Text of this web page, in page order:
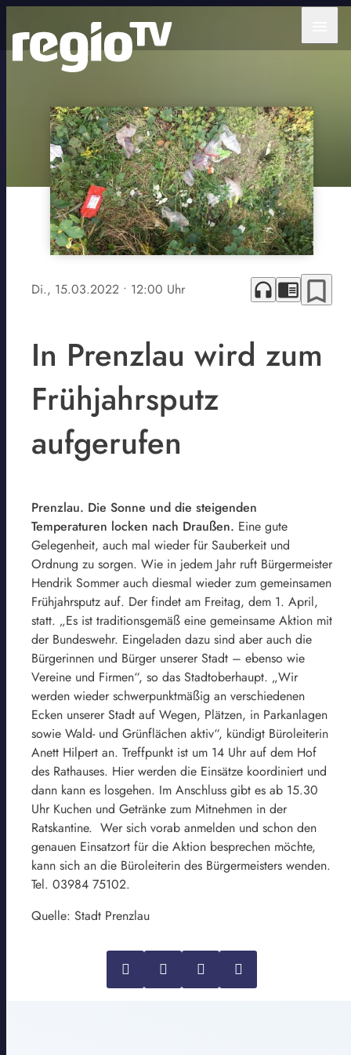
Di., 15.03.2022 • 12:00 Uhr headphones chrome_reader_mode bookmark_border
In Prenzlau wird zum
Frühjahrsputz
aufgerufen
Prenzlau. Die Sonne und die steigenden
Temperaturen locken nach Draußen. Eine gute
Gelegenheit, auch mal wieder für Sauberkeit und
Ordnung zu sorgen. Wie in jedem Jahr ruft Bürgermeister
Hendrik Sommer auch diesmal wieder zum gemeinsamen
Frühjahrsputz auf. Der findet am Freitag, dem 1. April,
statt. „Es ist traditionsgemäß eine gemeinsame Aktion mit
der Bundeswehr. Eingeladen dazu sind aber auch die
Bürgerinnen und Bürger unserer Stadt – ebenso wie
Vereine und Firmen“, so das Stadtoberhaupt. „Wir
werden wieder schwerpunktmäßig an verschiedenen
Ecken unserer Stadt auf Wegen, Plätzen, in Parkanlagen
sowie Wald- und Grünflächen aktiv“, kündigt Büroleiterin
Anett Hilpert an. Treffpunkt ist um 14 Uhr auf dem Hof
des Rathauses. Hier werden die Einsätze koordiniert und
dann kann es losgehen. Im Anschluss gibt es ab 15.30
Uhr Kuchen und Getränke zum Mitnehmen in der
Ratskantine. Wer sich vorab anmelden und schon den
genauen Einsatzort für die Aktion besprechen möchte,
kann sich an die Büroleiterin des Bürgermeisters wenden.
Tel. 03984 75102.
Quelle: Stadt Prenzlau